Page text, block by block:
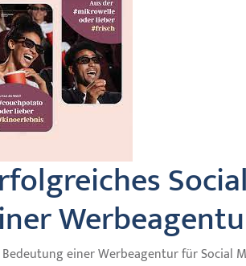
Bedeutung einer Werbeagentur für Social